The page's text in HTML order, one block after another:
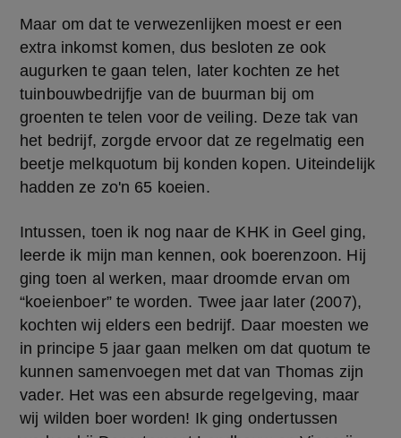
Maar om dat te verwezenlijken moest er een
extra inkomst komen, dus besloten ze ook
augurken te gaan telen, later kochten ze het
tuinbouwbedrijfje van de buurman bij om
groenten te telen voor de veiling. Deze tak van
het bedrijf, zorgde ervoor dat ze regelmatig een
beetje melkquotum bij konden kopen. Uiteindelijk
hadden ze zo'n 65 koeien.
Intussen, toen ik nog naar de KHK in Geel ging,
leerde ik mijn man kennen, ook boerenzoon. Hij
ging toen al werken, maar droomde ervan om
“koeienboer” te worden. Twee jaar later (2007),
kochten wij elders een bedrijf. Daar moesten we
in principe 5 jaar gaan melken om dat quotum te
kunnen samenvoegen met dat van Thomas zijn
vader. Het was een absurde regelgeving, maar
wij wilden boer worden! Ik ging ondertussen